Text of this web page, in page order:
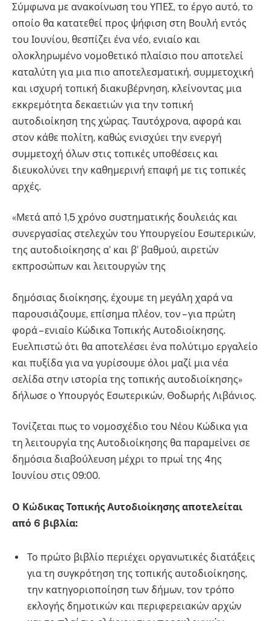
Σύμφωνα με ανακοίνωση του ΥΠΕΣ, το έργο αυτό, το
οποίο θα κατατεθεί προς ψήφιση στη Βουλή εντός
του Ιουνίου, θεσπίζει ένα νέο, ενιαίο και
ολοκληρωμένο νομοθετικό πλαίσιο που αποτελεί
καταλύτη για μια πιο αποτελεσματική, συμμετοχική
και ισχυρή τοπική διακυβέρνηση, κλείνοντας μια
εκκρεμότητα δεκαετιών για την τοπική
αυτοδιοίκηση της χώρας. Ταυτόχρονα, αφορά και
στον κάθε πολίτη, καθώς ενισχύει την ενεργή
συμμετοχή όλων στις τοπικές υποθέσεις και
διευκολύνει την καθημερινή επαφή με τις τοπικές
αρχές.
«Μετά από 1,5 χρόνο συστηματικής δουλειάς και
συνεργασίας στελεχών του Υπουργείου Εσωτερικών,
της αυτοδιοίκησης α’ και β’ βαθμού, αιρετών
εκπροσώπων και λειτουργών της
δημόσιας διοίκησης, έχουμε τη μεγάλη χαρά να
παρουσιάζουμε, επίσημα πλέον, τον – για πρώτη
φορά – ενιαίο Κώδικα Τοπικής Αυτοδιοίκησης.
Ευελπιστώ ότι θα αποτελέσει ένα πολύτιμο εργαλείο
και πυξίδα για να γυρίσουμε όλοι μαζί μια νέα
σελίδα στην ιστορία της τοπικής αυτοδιοίκησης»
δήλωσε ο Υπουργός Εσωτερικών, Θοδωρής Λιβάνιος.
Τονίζεται πως το νομοσχέδιο του Νέου Κώδικα για
τη λειτουργία της Αυτοδιοίκησης θα παραμείνει σε
δημόσια διαβούλευση μέχρι το πρωί της 4ης
Ιουνίου στις 09:00.
Ο Κώδικας Τοπικής Αυτοδιοίκησης αποτελείται
από 6 βιβλία:
Το πρώτο βιβλίο περιέχει οργανωτικές διατάξεις
για τη συγκρότηση της τοπικής αυτοδιοίκησης,
την κατηγοριοποίηση των δήμων, τον τρόπο
εκλογής δημοτικών και περιφερειακών αρχών